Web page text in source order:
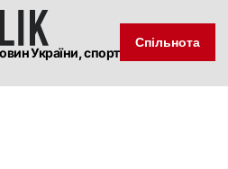
України, спорт
Спільнота